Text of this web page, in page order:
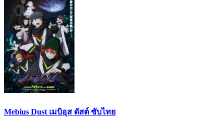
Mebius Dust เมบิอุส ดัสต์ ซับไทย